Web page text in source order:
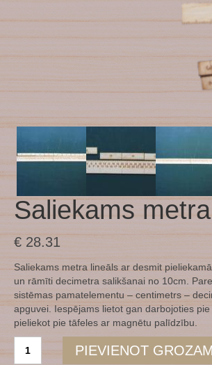
Saliekams
€ 28.31
Saliekams metra lineāls ar desmit
un rāmīti decimetra salikšanai no 10cm.
sistēmas pamatelementu – centimetrs –
apguvei. Iespējams lietot gan darbojoties
pieliekot pie tāfeles ar magnētu palīdzību.
metra
PIEVIENOT GROZAM